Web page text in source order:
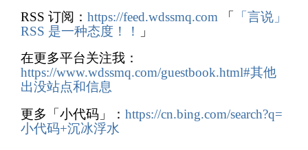
RSS 订阅： https://feed.wdssmq.com 「 「言说」
RSS 是一种态度！！
」
在更多平台关注我：
https://www.wdssmq.com/guestbook.html#其他
出没站点和信息
更多「小代码」： https://cn.bing.com/search?q=
小代码+沉冰浮水